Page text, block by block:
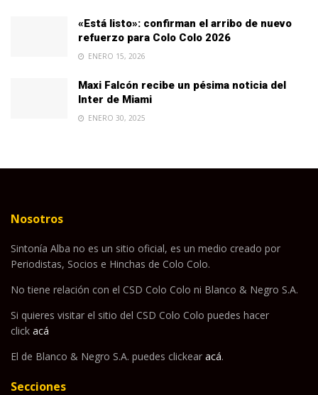
«Está listo»: confirman el arribo de nuevo
refuerzo para Colo Colo 2026
ENERO 15, 2026
Maxi Falcón recibe un pésima noticia del
Inter de Miami
ENERO 30, 2025
Nosotros
Sintonía Alba no es un sitio oficial, es un medio creado por
Periodistas, Socios e Hinchas de Colo Colo.
No tiene relación con el CSD Colo Colo ni Blanco & Negro S.A.
Si quieres visitar el sitio del CSD Colo Colo puedes hacer
click acá
El de Blanco & Negro S.A. puedes clickear acá.
Secciones